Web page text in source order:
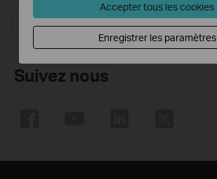
E-mail
Suivez nous
Accepter tous les cookies
Enregistrer les paramètres